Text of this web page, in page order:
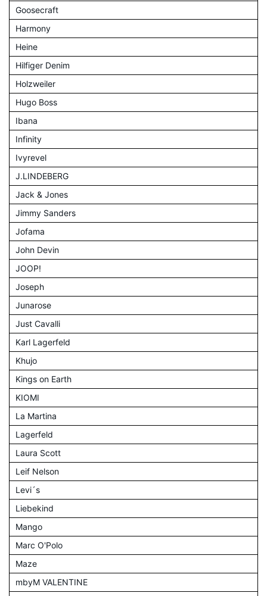
Goosecraft
Harmony
Heine
Hilfiger Denim
Holzweiler
Hugo Boss
Ibana
Infinity
Ivyrevel
J.LINDEBERG
Jack & Jones
Jimmy Sanders
Jofama
John Devin
JOOP!
Joseph
Junarose
Just Cavalli
Karl Lagerfeld
Khujo
Kings on Earth
KIOMI
La Martina
Lagerfeld
Laura Scott
Leif Nelson
Levi´s
Liebekind
Mango
Marc O'Polo
Maze
mbyM VALENTINE